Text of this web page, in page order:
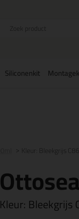
Siliconenkit
Kleur: Bleekgrijs C86
Kleur: Bleekgrijs